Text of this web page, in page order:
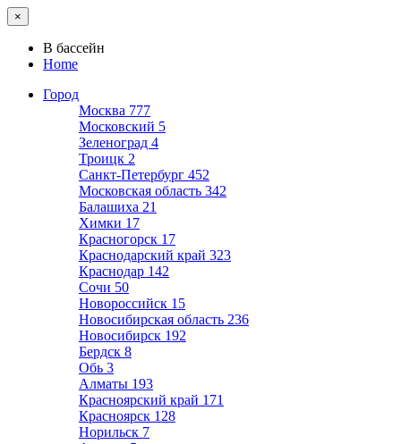
×
В бассейн
Home
Город
Москва 777
Московский 5
Зеленоград 4
Троицк 2
Санкт-Петербург 452
Московская область 342
Балашиха 21
Химки 17
Красногорск 17
Краснодарский край 323
Краснодар 142
Сочи 50
Новороссийск 15
Новосибирская область 236
Новосибирск 192
Бердск 8
Обь 3
Алматы 193
Красноярский край 171
Красноярск 128
Норильск 7